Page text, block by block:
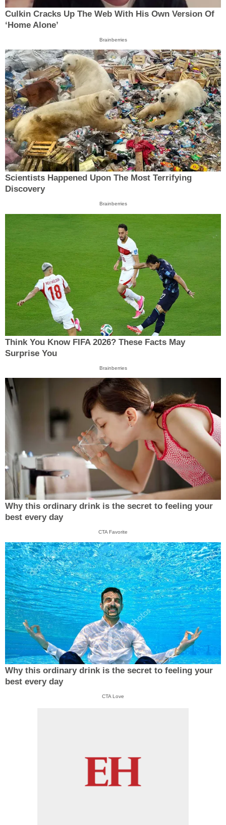
Culkin Cracks Up The Web With His Own Version Of
‘Home Alone’
Brainberries
Scientists Happened Upon The Most Terrifying
Discovery
Brainberries
Think You Know FIFA 2026? These Facts May
Surprise You
Brainberries
Why this ordinary drink is the secret to feeling your
best every day
CTA Favorite
Why this ordinary drink is the secret to feeling your
best every day
CTA Love